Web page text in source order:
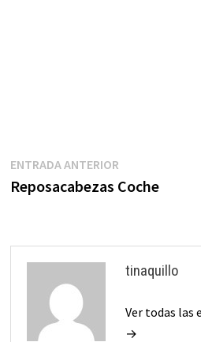
Navegación
de
ENTRADA ANTERIOREntrada
anterior:
Reposacabezas Coche
tinaquillo
Ver todas las
→